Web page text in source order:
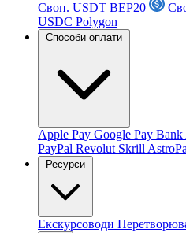
Своп. USDT BEP20
USDC Polygon
Способи оплати
Apple Pay Google Pay Bank
PayPal Revolut Skrill
Ресурси
Екскурсоводи